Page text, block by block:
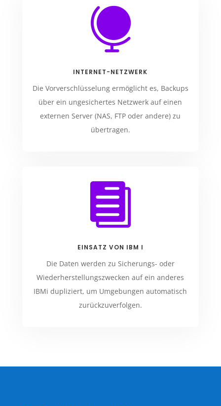

INTERNET-NETZWERK
Die Vorverschlüsselung ermöglicht es, Backups
über ein ungesichertes Netzwerk auf einen
externen Server (NAS, FTP oder andere) zu
übertragen.

EINSATZ VON IBM I
Die Daten werden zu Sicherungs- oder
Wiederherstellungszwecken auf ein anderes
IBMi dupliziert, um Umgebungen automatisch
zurückzuverfolgen.